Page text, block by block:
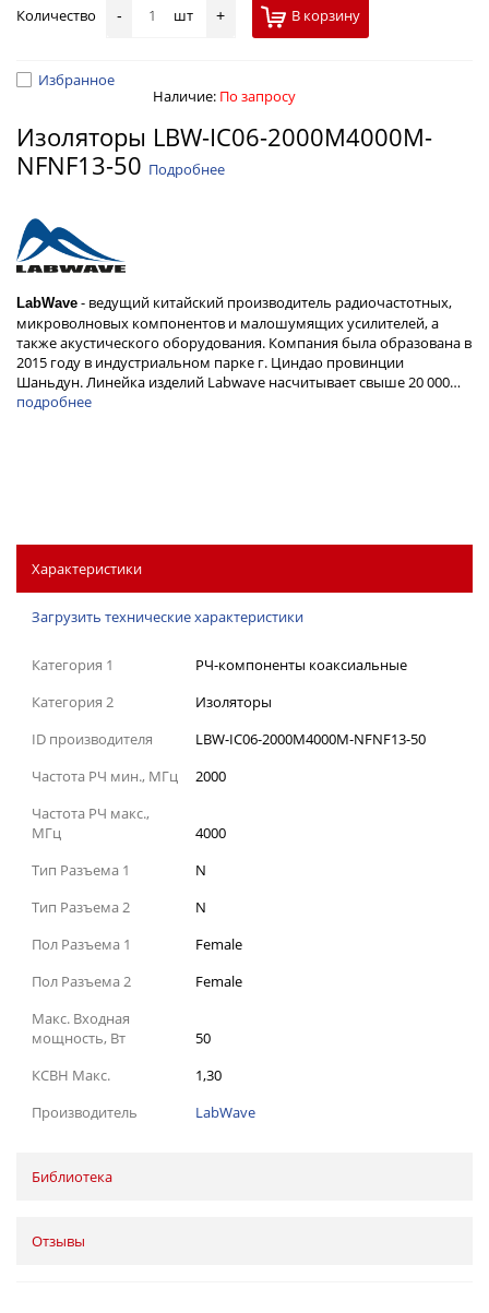
Количество - шт + В корзину
Избранное
Наличие: По запросу
Изоляторы LBW-IC06-2000M4000M-
NFNF13-50 Подробнее
LabWave - ведущий китайский производитель радиочастотных,
микроволновых компонентов и малошумящих усилителей, а
также акустического оборудования. Компания была образована в
2015 году в индустриальном парке г. Циндао провинции
Шаньдун. Линейка изделий Labwave насчитывает свыше 20 000…
подробнее
Характеристики
Загрузить технические характеристики
Категория 1
РЧ-компоненты коаксиальные
Категория 2
Изоляторы
ID производителя
LBW-IC06-2000M4000M-NFNF13-50
Частота РЧ мин., МГц
2000
Частота РЧ макс.,
МГц
4000
Тип Разъема 1
N
Тип Разъема 2
N
Пол Разъема 1
Female
Пол Разъема 2
Female
Макс. Входная
мощность, Вт
50
КСВН Макс.
1,30
Производитель
LabWave
Библиотека
Отзывы